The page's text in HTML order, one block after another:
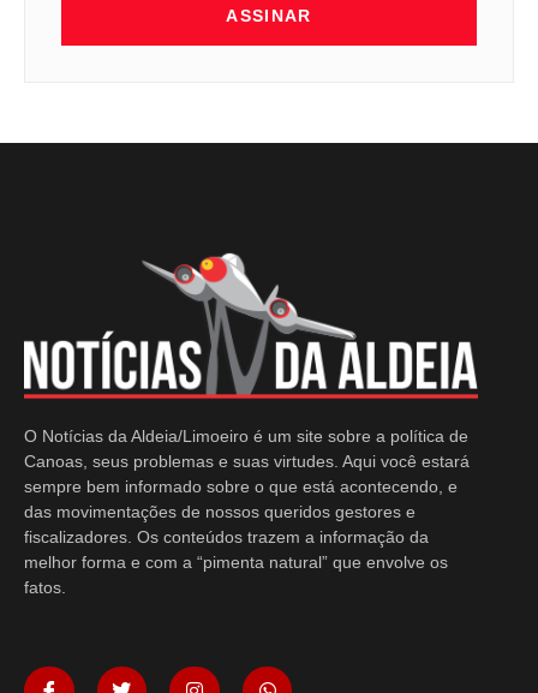
ASSINAR
O Notícias da Aldeia/Limoeiro é um site sobre a política de
Canoas, seus problemas e suas virtudes. Aqui você estará
sempre bem informado sobre o que está acontecendo, e
das movimentações de nossos queridos gestores e
fiscalizadores. Os conteúdos trazem a informação da
melhor forma e com a “pimenta natural” que envolve os
fatos.